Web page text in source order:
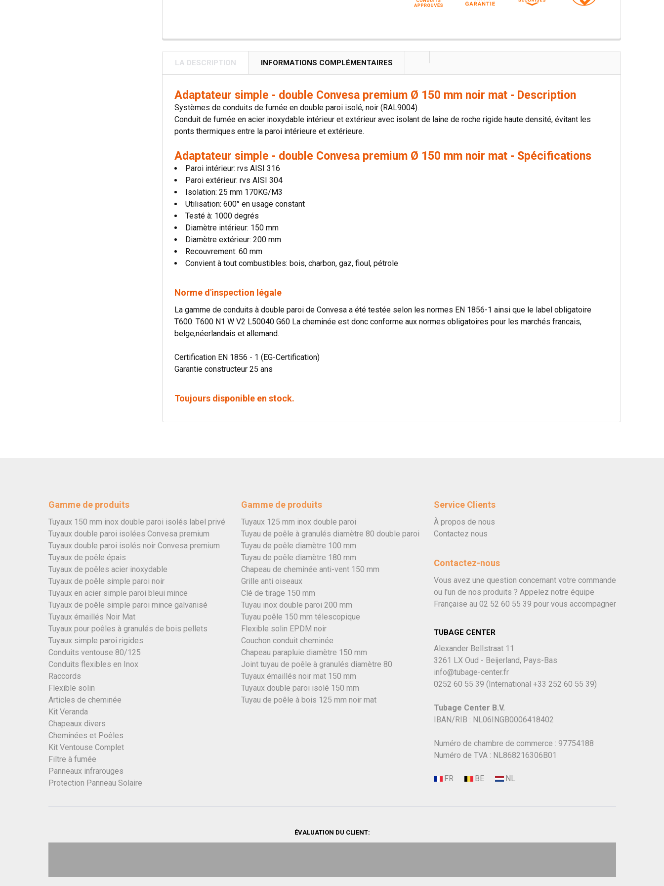
LA DESCRIPTION INFORMATIONS COMPLÉMENTAIRES
Adaptateur simple - double Convesa premium Ø 150 mm noir mat - Description
Systèmes de conduits de fumée en double paroi isolé, noir (RAL9004).
Conduit de fumée en acier inoxydable intérieur et extérieur avec isolant de laine de roche rigide haute densité, évitant les
ponts thermiques entre la paroi intérieure et extérieure.
Adaptateur simple - double Convesa premium Ø 150 mm noir mat - Spécifications
Paroi intérieur: rvs AISI 316
Paroi extérieur: rvs AISI 304
Isolation: 25 mm 170KG/M3
Utilisation: 600° en usage constant
Testé à: 1000 degrés
Diamètre intérieur: 150 mm
Diamètre extérieur: 200 mm
Recouvrement: 60 mm
Convient à tout combustibles: bois, charbon, gaz, fioul, pétrole
Norme d'inspection légale
La gamme de conduits à double paroi de Convesa a été testée selon les normes EN 1856-1 ainsi que le label obligatoire
T600: T600 N1 W V2 L50040 G60 La cheminée est donc conforme aux normes obligatoires pour les marchés francais,
belge,néerlandais et allemand.
Certification EN 1856 - 1 (EG-Certification)
Garantie constructeur 25 ans
Toujours disponible en stock.
Gamme de produits
Tuyaux 150 mm inox double paroi isolés label privé
Tuyaux double paroi isolées Convesa premium
Tuyaux double paroi isolés noir Convesa premium
Tuyaux de poêle épais
Tuyaux de poêles acier inoxydable
Tuyaux de poêle simple paroi noir
Tuyaux en acier simple paroi bleui mince
Tuyaux de poêle simple paroi mince galvanisé
Tuyaux émaillés Noir Mat
Tuyaux pour poêles à granulés de bois pellets
Tuyaux simple paroi rigides
Conduits ventouse 80/125
Conduits flexibles en Inox
Raccords
Flexible solin
Articles de cheminée
Kit Veranda
Chapeaux divers
Cheminées et Poêles
Kit Ventouse Complet
Filtre à fumée
Panneaux infrarouges
Protection Panneau Solaire
Gamme de produits
Tuyaux 125 mm inox double paroi
Tuyau de poêle à granulés diamètre 80 double paroi
Tuyau de poêle diamètre 100 mm
Tuyau de poêle diamètre 180 mm
Chapeau de cheminée anti-vent 150 mm
Grille anti oiseaux
Clé de tirage 150 mm
Tuyau inox double paroi 200 mm
Tuyau poêle 150 mm télescopique
Flexible solin EPDM noir
Couchon conduit cheminée
Chapeau parapluie diamètre 150 mm
Joint tuyau de poêle à granulés diamètre 80
Tuyaux émaillés noir mat 150 mm
Tuyaux double paroi isolé 150 mm
Tuyau de poêle à bois 125 mm noir mat
Service Clients
À propos de nous
Contactez nous
Contactez-nous
Vous avez une question concernant votre commande
ou l'un de nos produits ? Appelez notre équipe
Française au 02 52 60 55 39 pour vous accompagner
TUBAGE CENTER
Alexander Bellstraat 11
3261 LX Oud - Beijerland, Pays-Bas
info@tubage-center.fr
0252 60 55 39 (International +33 252 60 55 39)
Tubage Center B.V.
IBAN/RIB : NL06INGB0006418402
Numéro de chambre de commerce : 97754188
Numéro de TVA : NL868216306B01
ÉVALUATION DU CLIENT: